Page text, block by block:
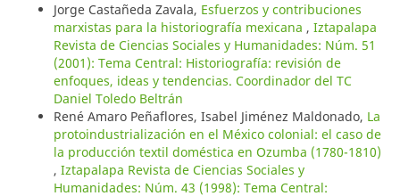
Jorge Castañeda Zavala, Esfuerzos y contribuciones
marxistas para la historiografía mexicana , Iztapalapa
Revista de Ciencias Sociales y Humanidades: Núm. 51
(2001): Tema Central: Historiografía: revisión de
enfoques, ideas y tendencias. Coordinador del TC
Daniel Toledo Beltrán
René Amaro Peñaflores, Isabel Jiménez Maldonado, La
protoindustrialización en el México colonial: el caso de
la producción textil doméstica en Ozumba (1780-1810)
, Iztapalapa Revista de Ciencias Sociales y
Humanidades: Núm. 43 (1998): Tema Central: